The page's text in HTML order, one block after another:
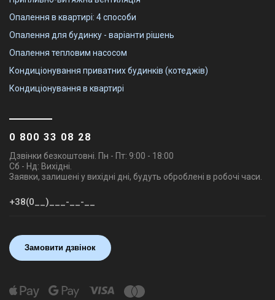
Опалення в квартирі: 4 способи
Опалення для будинку - варіанти рішень
Опалення тепловим насосом
Кондиціонування приватних будинків (котеджів)
Кондиціонування в квартирі
0 800 33 08 28
Дзвінки безкоштовні. Пн - Пт: 9:00 - 18:00
Сб - Нд: Вихідні.
Заявки, залишені у вихідні дні, будуть оброблені в робочі часи.
Замовити дзвінок